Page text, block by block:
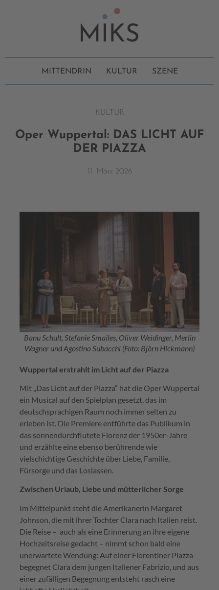
MITTENDRIN KULTUR SZENE
KULTUR
Oper Wuppertal: DAS LICHT AUF
DER PIAZZA
11. März 2026
Banu Schult, Stefanie Smailes, Oliver Weidinger, Merlin
Wagner und Agostino Subacchi (Foto: Björn Hickmann)
Wuppertal erstrahlt im Licht auf der Piazza
Mit „Das Licht auf der Piazza“ hat die Oper Wuppertal
ein Musical auf den Spielplan gesetzt, das im
deutschsprachigen Raum noch immer selten zu
erleben ist. Die Premiere entführte das Publikum in
das sonnendurchflutete Florenz der 1950er-Jahre
und erzählte eine ebenso berührende wie
vielschichtige Geschichte über Liebe, Familie,
Fürsorge und das Loslassen.
Zwischen Urlaub, Liebe und mütterlicher Sorge
Im Mittelpunkt steht die Amerikanerin Margaret
Johnson, die mit ihrer Tochter Clara nach Italien reist.
Die Reise – auch als eine Erinnerung an ihre eigene
Hochzeitsreise gedacht – nimmt schon bald eine
unerwartete Wendung: Auf einer Florentiner Piazza
begegnet Clara dem jungen Italiener Fabrizio, und aus
einer zufälligen Begegnung entsteht rasch eine